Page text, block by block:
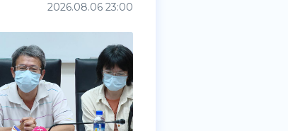
2026.08.06 23:00